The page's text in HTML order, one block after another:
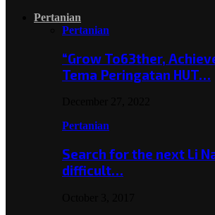
Pertanian
Pertanian
“Grow To63ther,
Tema Peringatan HUT…
Pertanian
Search for the next Li
difficult…